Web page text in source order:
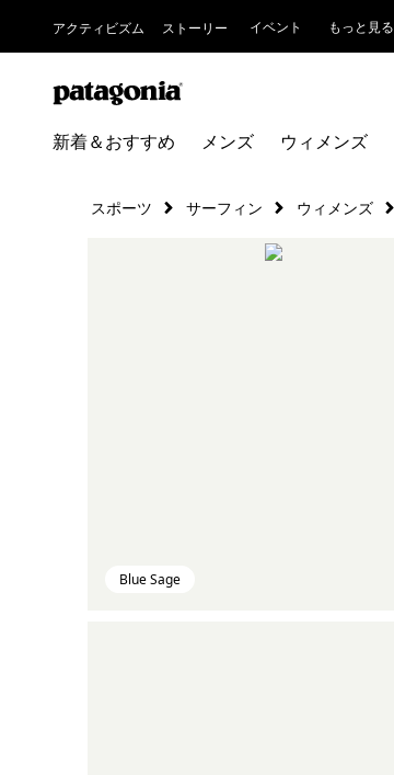
アクティビズム ストーリー イベント もっと見る
新着＆おすすめ メンズ ウィメンズ
スポーツ サーフィン ウィメンズ
Blue Sage